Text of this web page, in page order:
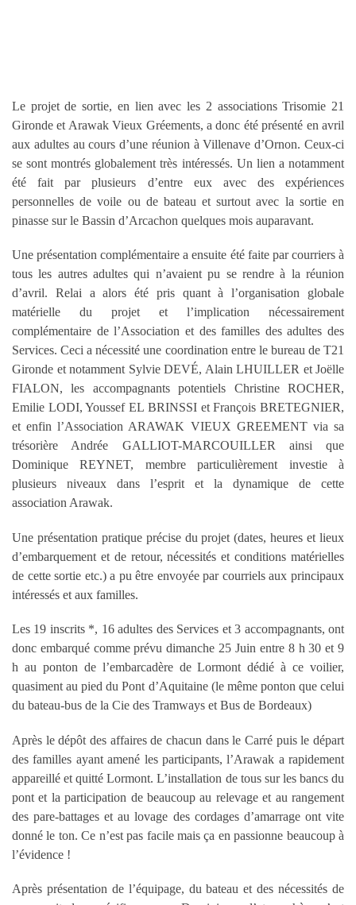
Le projet de sortie, en lien avec les 2 associations Trisomie 21
Gironde et Arawak Vieux Gréements, a donc été présenté en avril
aux adultes au cours d’une réunion à Villenave d’Ornon. Ceux-ci
se sont montrés globalement très intéressés. Un lien a notamment
été fait par plusieurs d’entre eux avec des expériences
personnelles de voile ou de bateau et surtout avec la sortie en
pinasse sur le Bassin d’Arcachon quelques mois auparavant.
Une présentation complémentaire a ensuite été faite par courriers à
tous les autres adultes qui n’avaient pu se rendre à la réunion
d’avril. Relai a alors été pris quant à l’organisation globale
matérielle du projet et l’implication nécessairement
complémentaire de l’Association et des familles des adultes des
Services. Ceci a nécessité une coordination entre le bureau de T21
Gironde et notamment Sylvie DEVÉ, Alain LHUILLER et Joëlle
FIALON, les accompagnants potentiels Christine ROCHER,
Emilie LODI, Youssef EL BRINSSI et François BRETEGNIER,
et enfin l’Association ARAWAK VIEUX GREEMENT via sa
trésorière Andrée GALLIOT-MARCOUILLER ainsi que
Dominique REYNET, membre particulièrement investie à
plusieurs niveaux dans l’esprit et la dynamique de cette
association Arawak.
Une présentation pratique précise du projet (dates, heures et lieux
d’embarquement et de retour, nécessités et conditions matérielles
de cette sortie etc.) a pu être envoyée par courriels aux principaux
intéressés et aux familles.
Les 19 inscrits *, 16 adultes des Services et 3 accompagnants, ont
donc embarqué comme prévu dimanche 25 Juin entre 8 h 30 et 9
h au ponton de l’embarcadère de Lormont dédié à ce voilier,
quasiment au pied du Pont d’Aquitaine (le même ponton que celui
du bateau-bus de la Cie des Tramways et Bus de Bordeaux)
Après le dépôt des affaires de chacun dans le Carré puis le départ
des familles ayant amené les participants, l’Arawak a rapidement
appareillé et quitté Lormont. L’installation de tous sur les bancs du
pont et la participation de beaucoup au relevage et au rangement
des pare-battages et au lovage des cordages d’amarrage ont vite
donné le ton. Ce n’est pas facile mais ça en passionne beaucoup à
l’évidence !
Après présentation de l’équipage, du bateau et des nécessités de